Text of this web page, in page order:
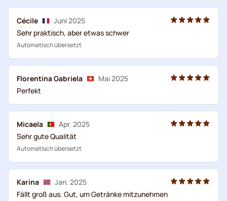
Cécile
Juni 2025
Sehr praktisch, aber etwas schwer
Automatisch übersetzt
Florentina Gabriela
Mai 2025
Perfekt
Micaela
Apr. 2025
Sehr gute Qualität
Automatisch übersetzt
Karina
Jan. 2025
Fällt groß aus. Gut, um Getränke mitzunehmen